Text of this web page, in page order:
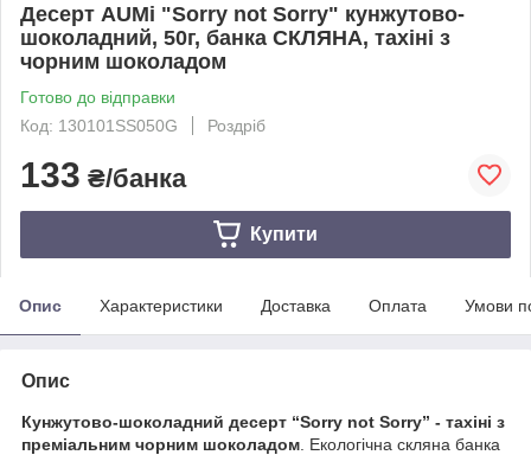
Десерт AUMi "Sorry not Sorry" кунжутово-
шоколадний, 50г, банка СКЛЯНА, тахіні з
чорним шоколадом
Готово до відправки
Код: 130101SS050G
Роздріб
133 ₴/банка
Купити
Опис Характеристики Доставка Оплата Умови
Опис
Кунжутово-шоколадний десерт “Sorry not Sorry” - тахіні з
преміальним чорним шоколадом . Екологічна скляна банка